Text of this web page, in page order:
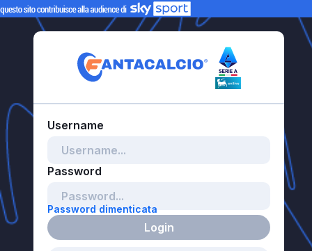
Password dimenticata
Login